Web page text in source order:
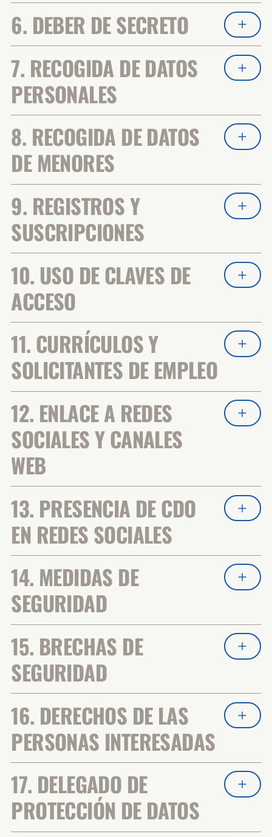
6. DEBER DE SECRETO
7. RECOGIDA DE DATOS
PERSONALES
8. RECOGIDA DE DATOS
DE MENORES
9. REGISTROS Y
SUSCRIPCIONES
10. USO DE CLAVES DE
ACCESO
11. CURRÍCULOS Y
SOLICITANTES DE EMPLEO
12. ENLACE A REDES
SOCIALES Y CANALES
WEB
13. PRESENCIA DE CDO
EN REDES SOCIALES
14. MEDIDAS DE
SEGURIDAD
15. BRECHAS DE
SEGURIDAD
16. DERECHOS DE LAS
PERSONAS INTERESADAS
17. DELEGADO DE
PROTECCIÓN DE DATOS